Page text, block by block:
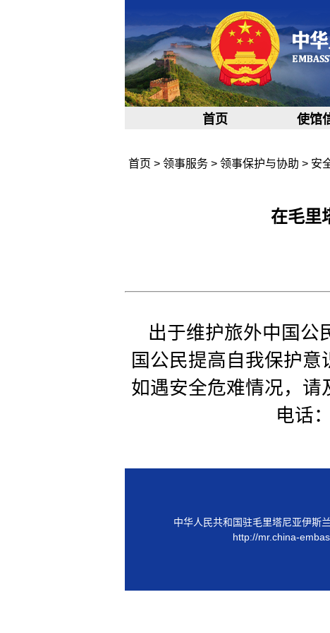
首页 使馆
首页 > 领事服务> 领事保护与协助 > 安
在毛里
出于维护旅外中国公
国公民提高自我保护意
如遇安全危难情况，请
电话
中华人民共和国驻毛里塔尼亚伊斯
http://mr.china-